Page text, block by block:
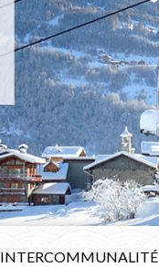
INTERCOMMUNALITÉ